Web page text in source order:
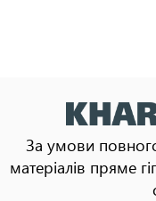
За умови
матеріалів пряме